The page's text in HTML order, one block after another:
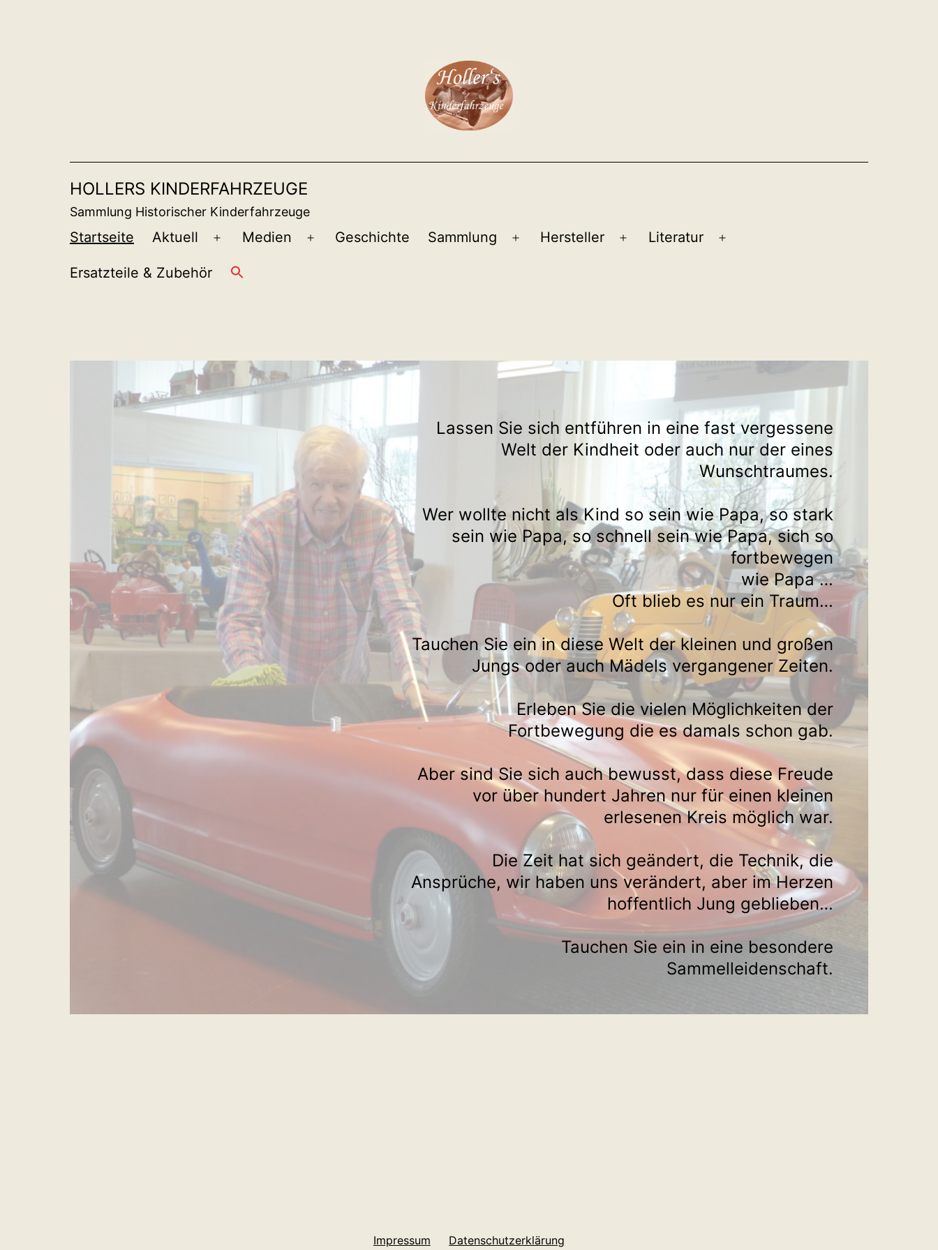
HOLLERS KINDERFAHRZEUGE
Sammlung Historischer Kinderfahrzeuge
Startseite Aktuell
Menü
öffnen
Medien
Menü
Geschichte Sammlung
Menü
Hersteller
Menü
Literatur
Ersatzteile & Zubehör
Lassen Sie sich entführen in eine fast vergessene
Welt der Kindheit oder auch nur der eines
Wunschtraumes.
Wer wollte nicht als Kind so sein wie Papa, so stark
sein wie Papa, so schnell sein wie Papa, sich so
fortbewegen
wie Papa …
Oft blieb es nur ein Traum…
Tauchen Sie ein in diese Welt der kleinen und großen
Jungs oder auch Mädels vergangener Zeiten.
Erleben Sie die vielen Möglichkeiten der
Fortbewegung die es damals schon gab.
Aber sind Sie sich auch bewusst, dass diese Freude
vor über hundert Jahren nur für einen kleinen
erlesenen Kreis möglich war.
Die Zeit hat sich geändert, die Technik, die
Ansprüche, wir haben uns verändert, aber im Herzen
hoffentlich Jung geblieben…
Tauchen Sie ein in eine besondere
Sammelleidenschaft.
Impressum Datenschutzerklärung